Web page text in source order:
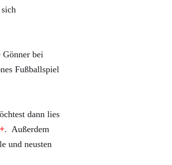
Gönner bei
Fußballspiel
dann lies
. Außerdem
und neusten